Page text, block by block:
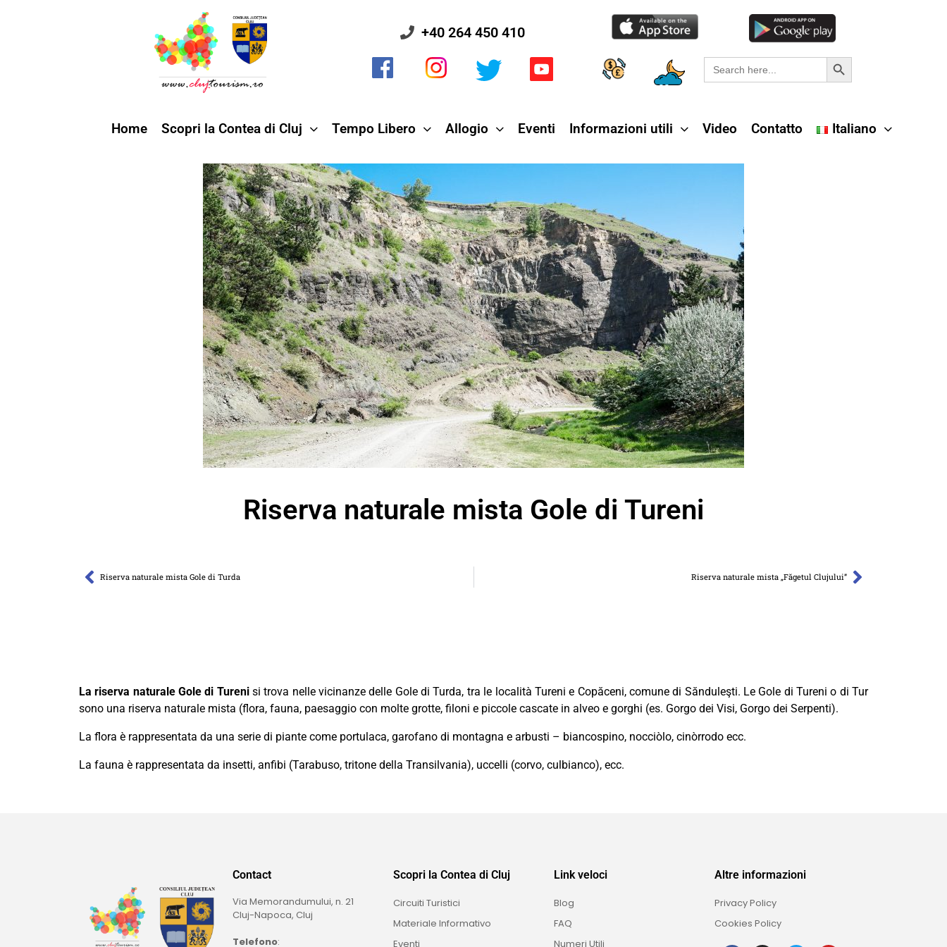
+40 264 450 410
Search
for:
Search Button
Home Scopri la Contea di Cluj Tempo Libero Allogio Eventi Informazioni utili Video Contatto Italiano
Riserva naturale mista Gole di Tureni
Riserva naturale mista Gole di Turda Riserva naturale mista „Făgetul Clujului”
La riserva naturale Gole di Turenisi trova nelle vicinanze delle Gole di Turda, tra le località Tureni e Copăceni, comune di Sănduleşti. Le Gole di Tureni o di Tur
sono una riserva naturale mista (flora, fauna, paesaggio con molte grotte, filoni e piccole cascate in alveo e gorghi (es. Gorgo dei Visi, Gorgo dei Serpenti).
La flora è rappresentata da una serie di piante come portulaca, garofano di montagna e arbusti – biancospino, nocciòlo, cinòrrodo ecc.
La fauna è rappresentata da insetti, anfibi (Tarabuso, tritone della Transilvania), uccelli (corvo, culbianco), ecc.
Contact
Via Memorandumului, n. 21
Cluj-Napoca, Cluj
Telefono:
Scopri la Contea di Cluj
Circuiti Turistici
Materiale Informativo
Eventi
Link veloci
Blog
FAQ
Numeri Utili
Altre informazioni
Privacy Policy
Cookies Policy